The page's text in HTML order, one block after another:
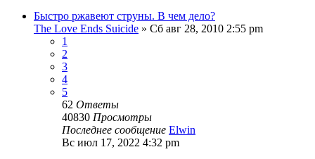
Быстро ржавеют струны. В чем дело?
The Love Ends Suicide » Сб авг 28, 2010 2:55 pm
1
2
3
4
5
62 Ответы
40830 Просмотры
Последнее сообщение Elwin
Вс июл 17, 2022 4:32 pm